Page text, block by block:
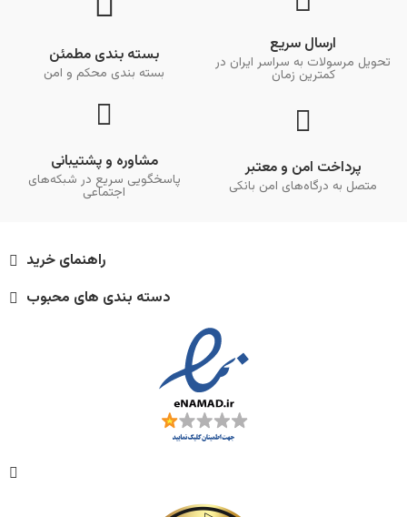
ارسال سریع
تحویل مرسولات به سراسر ایران در
کمترین زمان
بسته بندی مطمئن
بسته بندی محکم و امن
پرداخت امن و معتبر
متصل به درگاه‌های امن بانکی
مشاوره و پشتیبانی
پاسخگویی سریع در شبکه‌های
اجتماعی
راهنمای خرید
دسته بندی های محبوب